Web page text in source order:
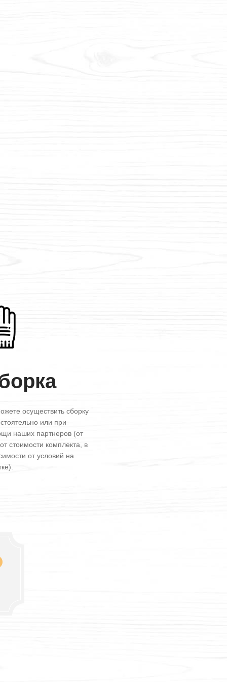
осуществить сборку
или при
наших партнеров (от
стоимости комплекта, в
от условий на